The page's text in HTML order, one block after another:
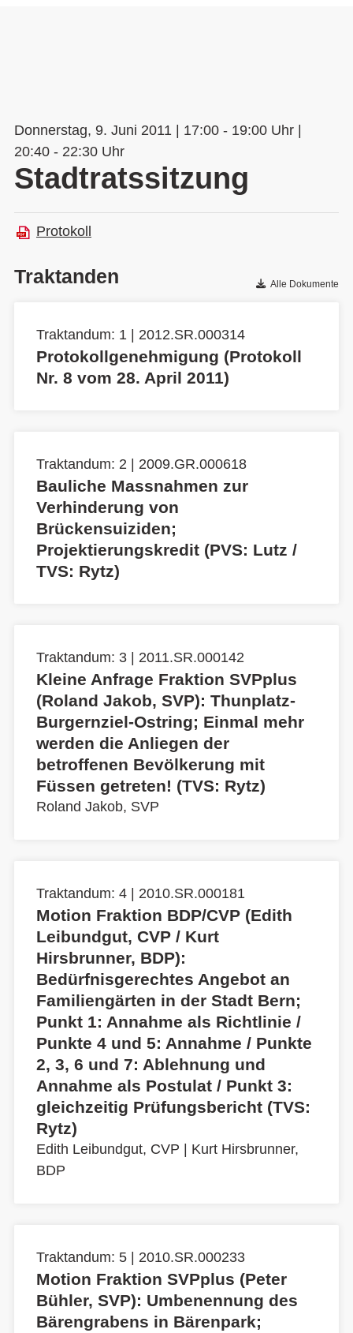
Donnerstag, 9. Juni 2011 | 17:00 - 19:00 Uhr |
20:40 - 22:30 Uhr
Stadtratssitzung
Protokoll
Traktanden Alle Dokumente
Traktandum: 1 | 2012.SR.000314
Protokollgenehmigung (Protokoll
Nr. 8 vom 28. April 2011)
Traktandum: 2 | 2009.GR.000618
Bauliche Massnahmen zur
Verhinderung von
Brückensuiziden;
Projektierungskredit (PVS: Lutz /
TVS: Rytz)
Traktandum: 3 | 2011.SR.000142
Kleine Anfrage Fraktion SVPplus
(Roland Jakob, SVP): Thunplatz-
Burgernziel-Ostring; Einmal mehr
werden die Anliegen der
betroffenen Bevölkerung mit
Füssen getreten! (TVS: Rytz)
Roland Jakob, SVP
Traktandum: 4 | 2010.SR.000181
Motion Fraktion BDP/CVP (Edith
Leibundgut, CVP / Kurt
Hirsbrunner, BDP):
Bedürfnisgerechtes Angebot an
Familiengärten in der Stadt Bern;
Punkt 1: Annahme als Richtlinie /
Punkte 4 und 5: Annahme / Punkte
2, 3, 6 und 7: Ablehnung und
Annahme als Postulat / Punkt 3:
gleichzeitig Prüfungsbericht (TVS:
Rytz)
Edith Leibundgut, CVP
Kurt Hirsbrunner,
BDP
Traktandum: 5 | 2010.SR.000233
Motion Fraktion SVPplus (Peter
Bühler, SVP): Umbenennung des
Bärengrabens in Bärenpark;